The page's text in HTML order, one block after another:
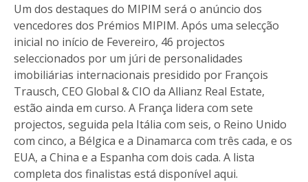
Um dos destaques do MIPIM será o anúncio dos
vencedores dos Prémios MIPIM. Após uma selecção
inicial no início de Fevereiro, 46 projectos
seleccionados por um júri de personalidades
imobiliárias internacionais presidido por François
Trausch, CEO Global & CIO da Allianz Real Estate,
estão ainda em curso. A França lidera com sete
projectos, seguida pela Itália com seis, o Reino Unido
com cinco, a Bélgica e a Dinamarca com três cada, e os
EUA, a China e a Espanha com dois cada. A lista
completa dos finalistas está disponível aqui.